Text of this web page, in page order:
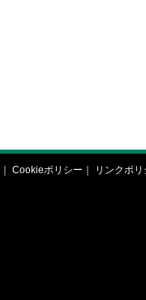
Cookieポリシー リンクポリ